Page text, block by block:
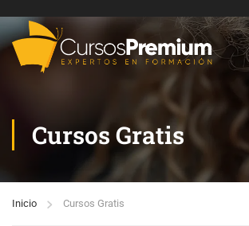
Cursos Gratis
Inicio Cursos Gratis